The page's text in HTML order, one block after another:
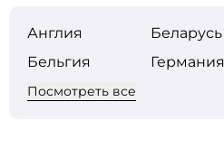
Англия
Беларусь
Бельгия
Германия
Посмотреть все